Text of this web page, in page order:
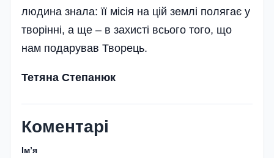
людина знала: її місія на цій землі полягає у
творінні, а ще – в захисті всього того, що
нам подарував Творець.
Тетяна Степанюк
Коментарі
Імʼя